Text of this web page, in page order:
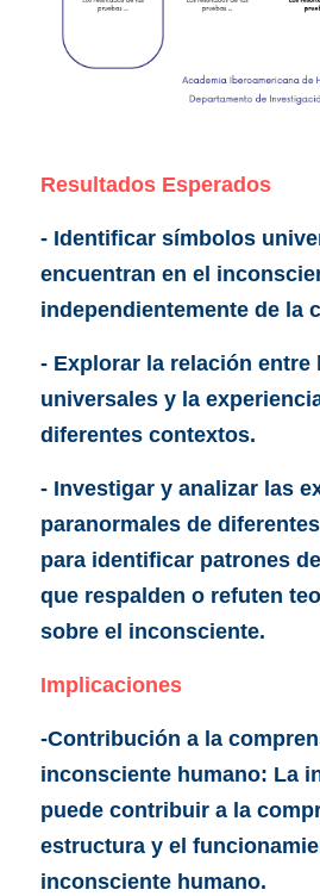
Resultados Esperados
- Identificar símbolos
encuentran en el
independientemente de la
- Explorar la relación entre
universales y la
diferentes contextos.
- Investigar y analizar las
paranormales de
para identificar patrones
que respalden o refuten
sobre el inconsciente.
Implicaciones
-Contribución a la
inconsciente humano: La
puede contribuir a la
estructura y el
inconsciente humano.